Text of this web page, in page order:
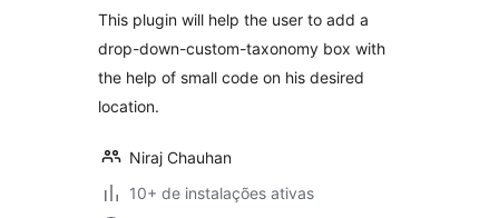
This plugin will help the user to add a
drop-down-custom-taxonomy box with
the help of small code on his desired
location.
Niraj Chauhan
10+ de instalações ativas